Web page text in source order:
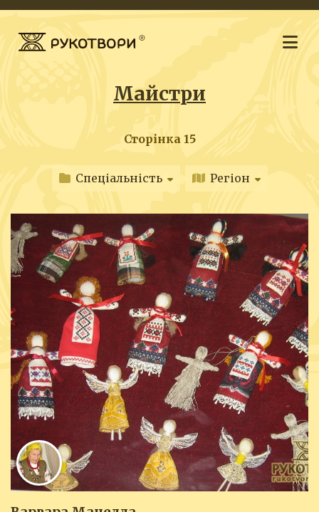
Майстри
Сторінка 15
Спеціальність Регіон